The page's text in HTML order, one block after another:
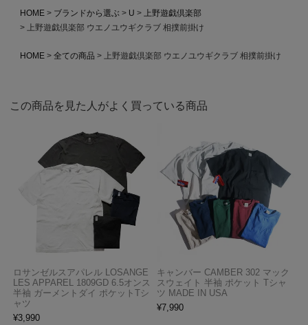
HOME ブランドから選ぶ U
上野遊戯倶楽部
上野遊戯倶楽部 ウエノユウギクラブ 相撲前掛け
HOME 全ての商品 上野遊戯倶楽部 ウエノユウギクラブ 相撲前掛け
この商品を見た人がよく買っている商品
ロサンゼルスアパレル LOSANGE
LES APPAREL 1809GD 6.5オンス
半袖 ガーメントダイ ポケットTシ
ャツ
¥3,990
キャンバー CAMBER 302 マック
スウェイト 半袖 ポケット Tシャ
ツ MADE IN USA
¥7,990